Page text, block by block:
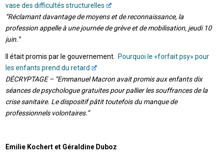
vase des difficultés structurelles
“Réclamant davantage de moyens et de reconnaissance, la
profession appelle à une journée de grève et de mobilisation, jeudi 10
juin.”
Il était promis par le gouvernement.
Pourquoi le «forfait psy» pour
les enfants prend du retard
DÉCRYPTAGE –“Emmanuel Macron avait promis aux enfants dix
séances de psychologue gratuites pour pallier les souffrances de la
crise sanitaire. Le dispositif pâtit toutefois du manque de
professionnels volontaires.”
Emilie Kochert et Géraldine Duboz